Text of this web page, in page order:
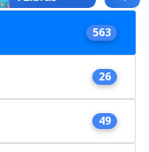
563
26
49